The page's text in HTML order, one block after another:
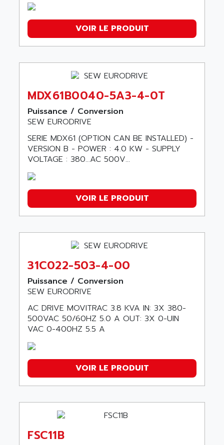
VOIR LE PRODUIT
MDX61B0040-5A3-4-0T
Puissance / Conversion
SEW EURODRIVE
SERIE MDX61 (OPTION CAN BE INSTALLED) -
VERSION B - POWER : 4.0 KW - SUPPLY
VOLTAGE : 380…AC 500V...
VOIR LE PRODUIT
31C022-503-4-00
Puissance / Conversion
SEW EURODRIVE
AC DRIVE MOVITRAC 3.8 KVA IN: 3X 380-
500VAC 50/60HZ 5.0 A OUT: 3X 0-UIN
VAC 0-400HZ 5.5 A
VOIR LE PRODUIT
FSC11B